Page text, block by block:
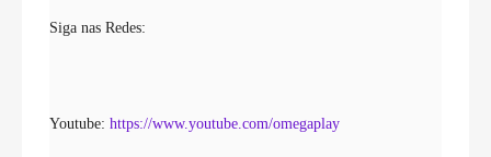
Siga nas Redes:
Youtube: https://www.youtube.com/omegaplay